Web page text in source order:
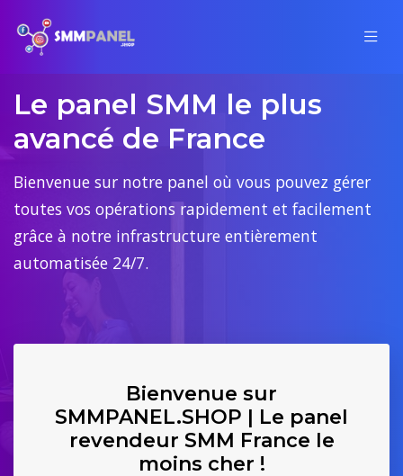
Le panel SMM le plus
avancé de France
Bienvenue sur notre panel où vous pouvez gérer
toutes vos opérations rapidement et facilement
grâce à notre infrastructure entièrement
automatisée 24/7.
Bienvenue sur
SMMPANEL.SHOP | Le panel
revendeur SMM France le
moins cher !